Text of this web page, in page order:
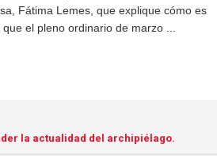
Fátima Lemes, que explique cómo es
que el pleno ordinario de marzo ...
la actualidad del archipiélago.